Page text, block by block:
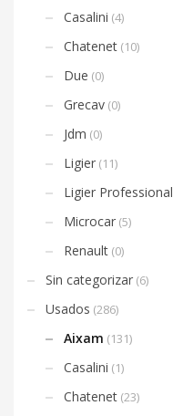
Casalini (4)
Chatenet (10)
Due (0)
Grecav (0)
Jdm (0)
Ligier (11)
Ligier Professional
Microcar (5)
Renault (0)
Sin categorizar (6)
Usados (286)
Aixam (131)
Casalini (1)
Chatenet (23)